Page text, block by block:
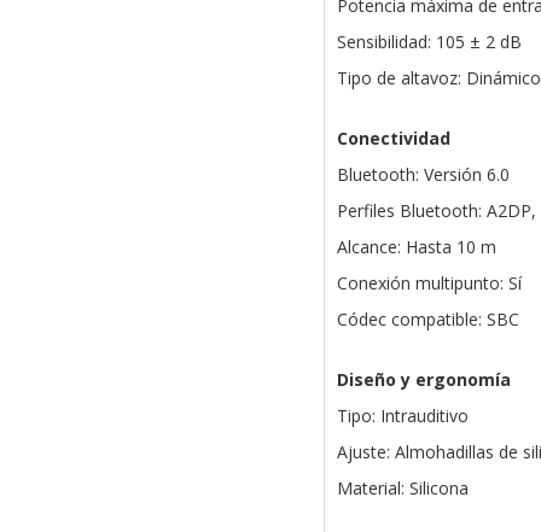
Potencia máxima de
Sensibilidad: 105 ± 2 dB
Tipo de altavoz: Dinámico
Conectividad
Bluetooth: Versión 6.0
Perfiles Bluetooth: A2DP,
Alcance: Hasta 10 m
Conexión multipunto: Sí
Códec compatible: SBC
Diseño y ergonomía
Tipo: Intrauditivo
Ajuste: Almohadillas de
Material: Silicona